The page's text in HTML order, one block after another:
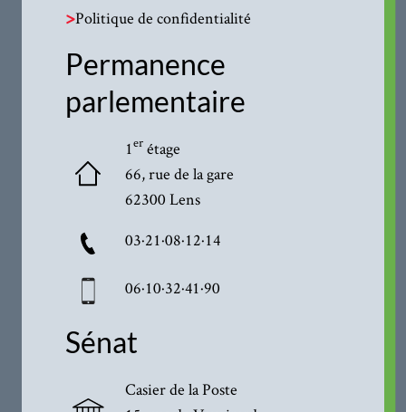
>Politique de confidentialité
Permanence
parlementaire
1erétage
66, rue de la gare
62300 Lens
03·21·08·12·14
06·10·32·41·90
Sénat
Casier de la Poste